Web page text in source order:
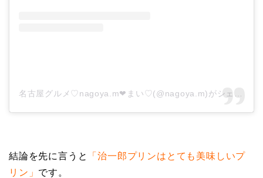
結論を先に言うと
「治一郎プリンはとても美味しいプ
リン」 です。